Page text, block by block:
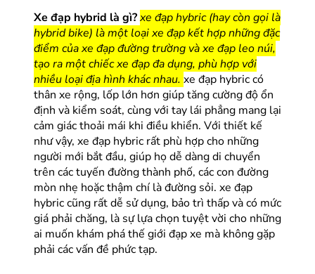
Xe đạp hybrid là gì?xe đạp hybric (hay còn gọi là
hybrid bike) là một loại xe đạp kết hợp những đặc
điểm của xe đạp đường trường và xe đạp leo núi,
tạo ra một chiếc xe đạp đa dụng, phù hợp với
nhiều loại địa hình khác nhau. xe đạp hybric có
thân xe rộng, lốp lớn hơn giúp tăng cường độ ổn
định và kiểm soát, cùng với tay lái phẳng mang lại
cảm giác thoải mái khi điều khiển. Với thiết kế
như vậy, xe đạp hybric rất phù hợp cho những
người mới bắt đầu, giúp họ dễ dàng di chuyển
trên các tuyến đường thành phố, các con đường
mòn nhẹ hoặc thậm chí là đường sỏi. xe đạp
hybric cũng rất dễ sử dụng, bảo trì thấp và có mức
giá phải chăng, là sự lựa chọn tuyệt vời cho những
ai muốn khám phá thế giới đạp xe mà không gặp
phải các vấn đề phức tạp.